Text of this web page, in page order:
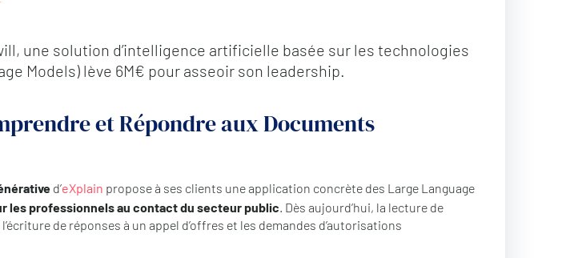
une solution d’intelligence artificielle basée sur les technologies
Models) lève 6M€ pour asseoir son leadership.
et Répondre aux Documents
d’eXplain propose à ses clients une application concrète des Large Language
les professionnels au contact du secteur public. Dès aujourd’hui, la lecture de
de réponses à un appel d’offres et les demandes d’autorisations